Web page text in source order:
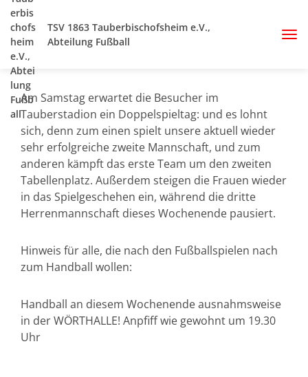
TSV 1863 Tauberbischofsheim e.V.,
Abteilung Fußball
Am Samstag erwartet die Besucher im
Tauberstadion ein Doppelspieltag: und es lohnt
sich, denn zum einen spielt unsere aktuell wieder
sehr erfolgreiche zweite Mannschaft, und zum
anderen kämpft das erste Team um den zweiten
Tabellenplatz. Außerdem steigen die Frauen wieder
in das Spielgeschehen ein, während die dritte
Herrenmannschaft dieses Wochenende pausiert.
Hinweis für alle, die nach den Fußballspielen nach
zum Handball wollen:
Handball an diesem Wochenende ausnahmsweise
in der WÖRTHALLE! Anpfiff wie gewohnt um 19.30
Uhr